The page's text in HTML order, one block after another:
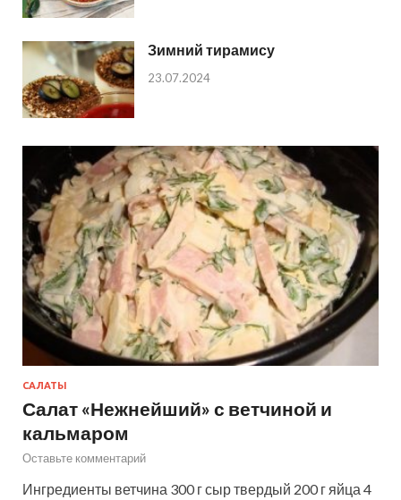
Зимний тирамису
23.07.2024
САЛАТЫ
Салат «Нежнейший» с ветчиной и
кальмаром
Оставьте комментарий
Ингредиенты ветчина 300 г сыр твердый 200 г яйца 4